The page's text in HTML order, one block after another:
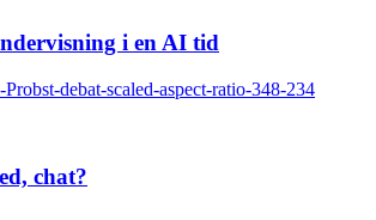
i en AI tid
chat?